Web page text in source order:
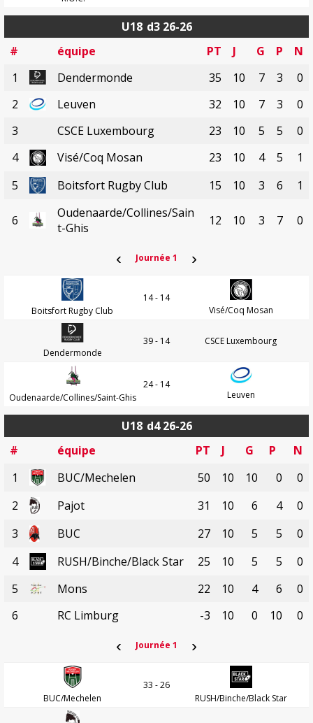
U18 d3 26-26
#
équipe PT J G P
N
1
Dendermonde 35 10 7 3
0
2
Leuven 32 10 7 3
0
3
CSCE Luxembourg 23 10 5 5
0
4
Visé/Coq Mosan 23 10 4 5
1
5
Boitsfort Rugby Club 15 10 3 6 1
6
Oudenaarde/Collines/Sain
t-Ghis
12 10 3 7 0
‹ Journée 1 ›
Boitsfort Rugby Club
14 - 14
Visé/Coq Mosan
Dendermonde
39 - 14 CSCE Luxembourg
Oudenaarde/Collines/Saint-Ghis
24 - 14
Leuven
U18 d4 26-26
#
équipe PT J G P
N
1
BUC/Mechelen 50 10 10 0
0
2
Pajot 31 10 6 4
0
3
BUC 27 10 5 5
0
4
RUSH/Binche/Black Star 25 10 5 5
0
5
Mons 22 10 4 6
0
6
RC Limburg -3 10 0 10 0
‹ Journée 1 ›
BUC/Mechelen
33 - 26
RUSH/Binche/Black Star